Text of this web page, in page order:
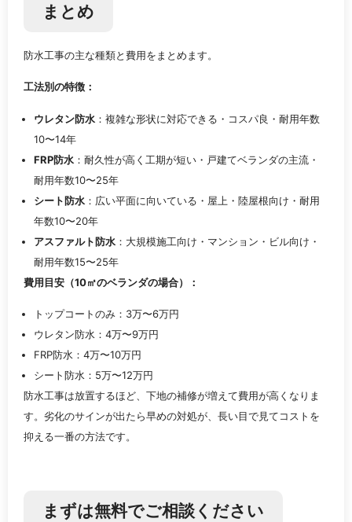
まとめ
防水工事の主な種類と費用をまとめます。
工法別の特徴：
ウレタン防水 ：複雑な形状に対応できる・コスパ良・耐用年数
10〜14年
FRP防水 ：耐久性が高く工期が短い・戸建てベランダの主流・
耐用年数10〜25年
シート防水 ：広い平面に向いている・屋上・陸屋根向け・耐用
年数10〜20年
アスファルト防水 ：大規模施工向け・マンション・ビル向け・
耐用年数15〜25年
費用目安（10㎡のベランダの場合）：
トップコートのみ：3万〜6万円
ウレタン防水：4万〜9万円
FRP防水：4万〜10万円
シート防水：5万〜12万円
防水工事は放置するほど、下地の補修が増えて費用が高くなりま
す。劣化のサインが出たら早めの対処が、長い目で見てコストを
抑える一番の方法です。
まずは無料でご相談ください